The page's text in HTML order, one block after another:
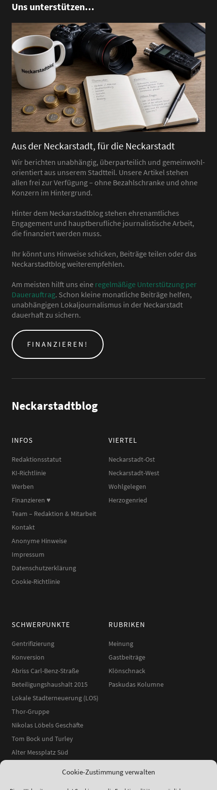
Cookie-Zustimmung verwalten
Uns unterstützen…
Aus der Neckarstadt, für die Neckarstadt
Wir berichten unabhängig, überparteilich und gemeinwohl-
orientiert aus unserem Stadtteil. Unsere Artikel stehen
allen frei zur Verfügung – ohne Bezahlschranke und ohne
Konzern im Hintergrund.
Hinter dem Neckarstadtblog stehen ehrenamtliches
Engagement und hauptberufliche journalistische Arbeit,
die finanziert werden muss.
Ihr könnt uns Hinweise schicken, Beiträge teilen oder das
Neckarstadtblog weiterempfehlen.
Am meisten hilft uns eine regelmäßige Unterstützung per
Dauerauftrag. Schon kleine monatliche Beiträge helfen,
unabhängigen Lokaljournalismus in der Neckarstadt
dauerhaft zu sichern.
FINANZIEREN!
Neckarstadtblog
INFOS
Redaktionsstatut
KI-Richtlinie
Werben
Finanzieren ♥︎
Team – Redaktion & Mitarbeit
Kontakt
Anonyme Hinweise
Impressum
Datenschutzerklärung
Cookie-Richtlinie
VIERTEL
Neckarstadt-Ost
Neckarstadt-West
Wohlgelegen
Herzogenried
SCHWERPUNKTE
Gentrifizierung
Konversion
Abriss Carl-Benz-Straße
Beteiligungshaushalt 2015
Lokale Stadterneuerung (LOS)
Thor-Gruppe
Nikolas Löbels Geschäfte
Tom Bock und Turley
Alter Messplatz Süd
RUBRIKEN
Meinung
Gastbeiträge
Klönschnack
Paskudas Kolumne